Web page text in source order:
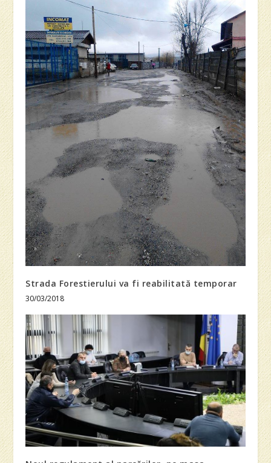
Strada Forestierului va fi reabilitată temporar
30/03/2018